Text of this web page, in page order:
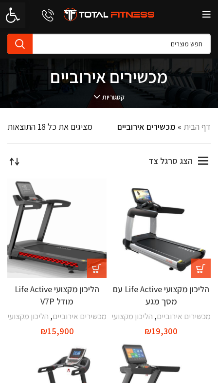
פתח
מכשירים אירוביים
קטגוריות
דף הבית » מכשירים אירוביים מציגים את כל ⁦18⁩ התוצאות
הצג סרגל צד
הליכון מקצועי Life Active עם
מסך מגע
מכשירים אירוביים, הליכון מקצועי
₪19,300
הליכון מקצועי Life Active
מודל V7P
מכשירים אירוביים, הליכון מקצועי
₪15,900